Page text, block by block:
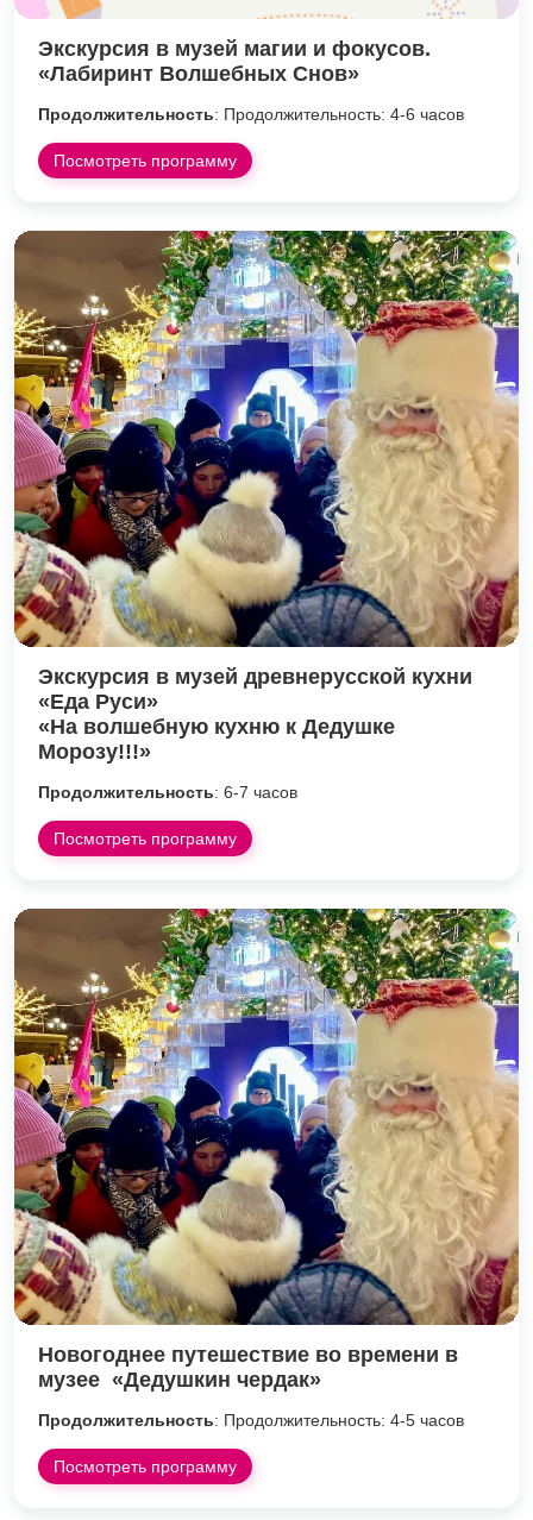
Экскурсия в музей магии и фокусов.
«Лабиринт Волшебных Снов»
Продолжительность: Продолжительность: 4-6 часов
Посмотреть программу
Экскурсия в музей древнерусской кухни
«Еда Руси»
«На волшебную кухню к Дедушке
Морозу!!!»
Продолжительность: 6-7 часов
Посмотреть программу
Новогоднее путешествие во времени в
музее «Дедушкин чердак»
Продолжительность: Продолжительность: 4-5 часов
Посмотреть программу